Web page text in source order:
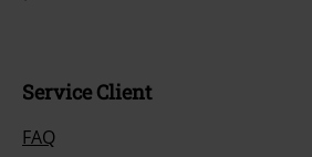
Service Client
FAQ